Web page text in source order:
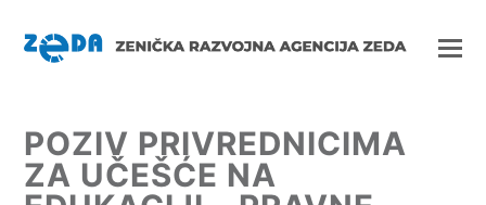
POZIV PRIVREDNICIMA
ZA UČEŠĆE NA